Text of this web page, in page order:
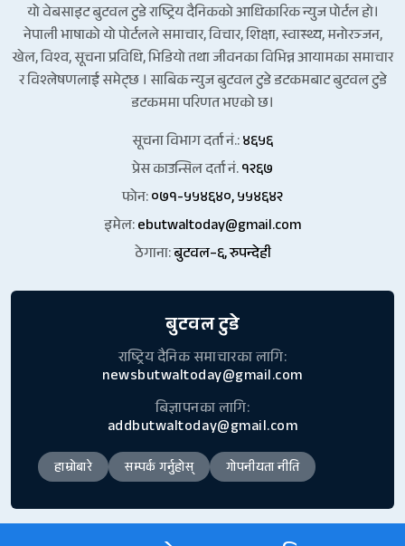
यो वेबसाइट बुटवल टुडे राष्ट्रिय दैनिकको आधिकारिक न्युज पोर्टल हो।
नेपाली भाषाको यो पोर्टलले समाचार, विचार, शिक्षा, स्वास्थ्य, मनोरञ्जन,
खेल, विश्व, सूचना प्रविधि, भिडियो तथा जीवनका विभिन्न आयामका समाचार
र विश्लेषणलाई समेट्छ । साबिक न्युज बुटवल टुडे डटकमबाट बुटवल टुडे
डटकममा परिणत भएको छ।
सूचना विभाग दर्ता नं.:४६५६
प्रेस काउन्सिल दर्ता नं.१२६७
फोन:०७१-५५४६४०, ५५४६४२
इमेल:ebutwaltoday@gmail.com
ठेगाना:बुटवल–६, रुपन्देही
बुटवल टुडे
राष्ट्रिय दैनिक समाचारका लागि:
newsbutwaltoday@gmail.com
बिज्ञापनका लागि:
addbutwaltoday@gmail.com
हाम्रोबारे सम्पर्क गर्नुहोस् गोपनीयता नीति